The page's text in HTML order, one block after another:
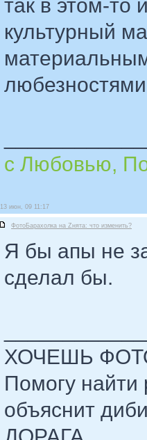
так в этом-то
культурный
с Любовью,
13 июн, 09 11:17
ФотоБарахолка на Zнята: что изменить?
Я бы апы не
сделал бы.
ХОЧЕШЬ
Помогу найти
объяснит